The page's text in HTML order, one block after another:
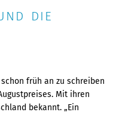
DIE
schon früh an zu schreiben
Mit ihren
bekannt. „Ein